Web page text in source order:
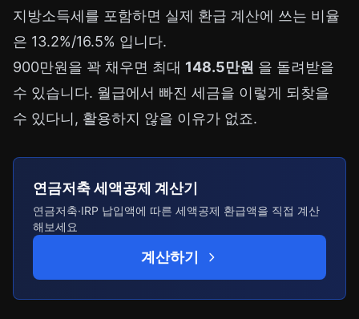
지방소득세를 포함하면 실제 환급 계산에 쓰는 비율
은 13.2%/16.5% 입니다.
900만원을 꽉 채우면 최대 148.5만원 을 돌려받을
수 있습니다. 월급에서 빠진 세금을 이렇게 되찾을
수 있다니, 활용하지 않을 이유가 없죠.
연금저축 세액공제 계산기
연금저축·IRP 납입액에 따른 세액공제 환급액을 직접 계산
해보세요
계산하기